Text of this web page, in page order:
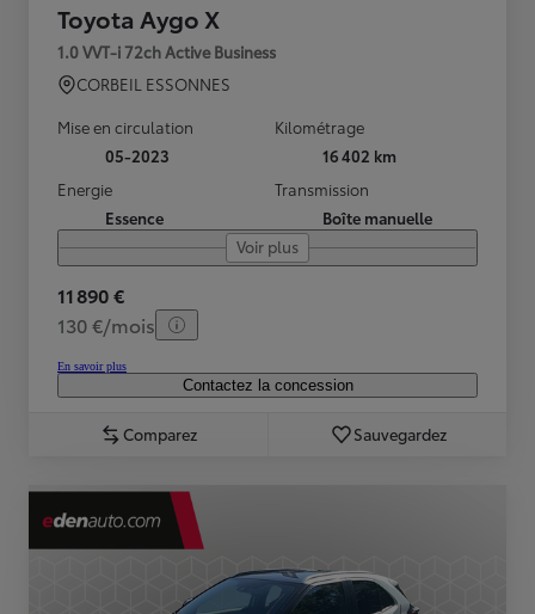
Toyota Aygo X
1.0 VVT-i 72ch Active Business
CORBEIL ESSONNES
Mise en circulation
05-2023
Kilométrage
16 402 km
Energie
Essence
Transmission
Boîte manuelle
Voir plus
11 890 €
130 €/mois
En savoir plus
Contactez la concession
Comparez Sauvegardez